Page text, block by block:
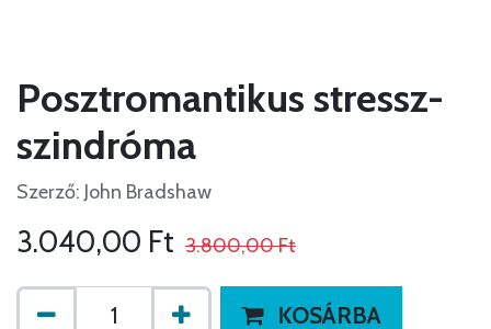
Posztromantikus stressz-
szindróma
Szerző: John Bradshaw
3.040,00 Ft 3.800,00Ft
KOSÁRBA